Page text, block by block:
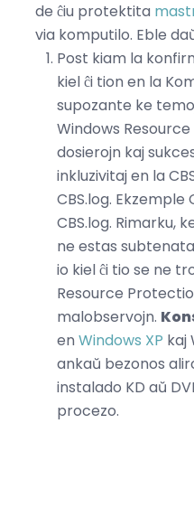
de ĉiu protektita
via komputilo. Eble
Post kiam la
kiel ĉi tion en la
supozante ke
Windows
dosierojn kaj
inkluzivitaj en la
CBS.log.
CBS.log. Rimarku,
ne estas
io kiel ĉi tio se ne
Resource
malobservojn.
en Windows XP kaj
ankaŭ bezonos
instalado KD aŭ
procezo.